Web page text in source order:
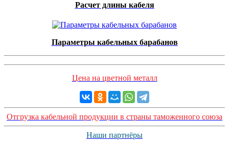
Расчет длины кабеля
Параметры кабельных барабанов
Цена на цветной металл
Отгрузка кабельной продукции в страны таможенного союза
Наши партнёры